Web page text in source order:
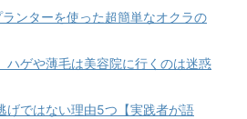
ランターを使った超簡単なオクラの
ハゲや薄毛は美容院に行くのは迷惑
げではない理由5つ【実践者が語